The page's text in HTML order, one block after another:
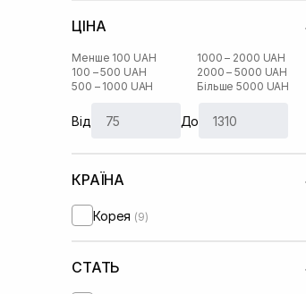
ЦІНА
Менше 100 UAH
100 – 500 UAH
500 – 1000 UAH
1000 – 2000 UAH
2000 – 5000 UAH
Більше 5000 UAH
Від До
КРАЇНА
Корея (9)
СТАТЬ